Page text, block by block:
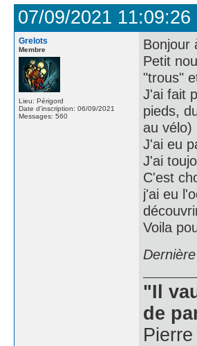
07/09/2021 11:09:26
Grelots
Membre
Lieu: Périgord
Date d'inscription: 06/09/2021
Messages: 560
Bonjour
Petit
"trous"
J'ai fait
pieds,
au vélo)
J'ai eu
J'ai
C'est
j'ai eu
Voila
"Il
de